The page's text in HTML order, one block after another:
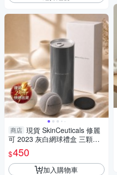
商店 現貨 SkinCeuticals 修麗
可 2023 灰白網球禮盒 三顆裝
品牌收藏周邊 1.1
$450
加入購物車